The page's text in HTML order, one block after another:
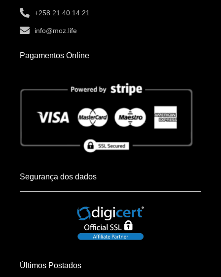
+258 21 40 14 21
info@moz.life
Pagamentos Online
Segurança dos dados
Últimos Postados